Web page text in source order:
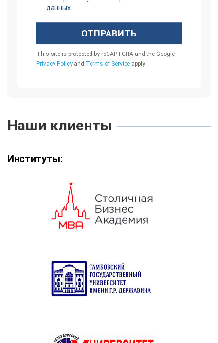
данных
ОТПРАВИТЬ
This site is protected by reCAPTCHA and the Google
Privacy Policy and Terms of Service apply.
Наши клиенты
Институты: